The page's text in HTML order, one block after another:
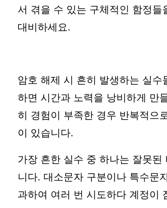
서 겪을 수 있는 구체적인 함정들
대비하세요.
암호 해제 시 흔히 발생하는 실수
하면 시간과 노력을 낭비하게 만
히 경험이 부족한 경우 반복적으
이 있습니다.
가장 흔한 실수 중 하나는 잘못된
니다. 대소문자 구분이나 특수문
과하여 여러 번 시도하다 계정이